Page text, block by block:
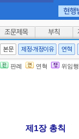
현행
조문제목 부칙
개정]
타법개정]
타법개정]
본문 제정·개정이유 연혁
판례 연혁 위임
제1장 총칙